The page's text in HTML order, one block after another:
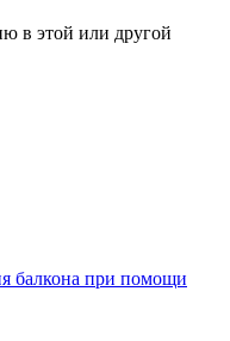
в этой или другой
балкона при помощи